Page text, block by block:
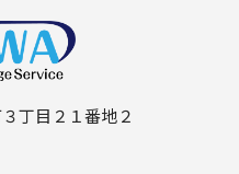
丁目２１番地２